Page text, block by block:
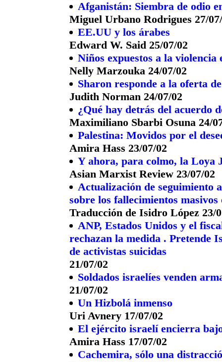
Afganistán: Siembra de odio
Miguel Urbano Rodrigues 27/
EE.UU y los árabes
Edward W. Said 25/07/02
Niños expuestos a la violencia
Nelly Marzouka 24/07/02
Sharon responde a la oferta
Judith Norman 24/07/02
¿Qué hay detrás del acuerdo
Maximiliano Sbarbi Osuna 24/
Palestina: Movidos por el
Amira Hass 23/07/02
Y ahora, para colmo, la Loya
Asian Marxist Review 23/07/02
Actualización de seguimiento
sobre los fallecimientos
Traducción de Isidro López 23/
ANP, Estados Unidos y el
rechazan la medida . Pretende
de activistas suicidas
21/07/02
Soldados israelíes venden
21/07/02
Un Hizbolá inmenso
Uri Avnery 17/07/02
El ejército israelí encierra
Amira Hass 17/07/02
Cachemira, sólo una